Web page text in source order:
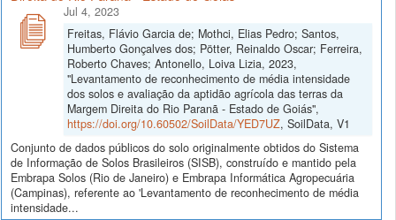
Jul 4, 2023
Freitas, Flávio Garcia de; Mothci, Elias Pedro; Santos,
Humberto Gonçalves dos; Pötter, Reinaldo Oscar; Ferreira,
Roberto Chaves; Antonello, Loiva Lizia, 2023,
"Levantamento de reconhecimento de média intensidade
dos solos e avaliação da aptidão agrícola das terras da
Margem Direita do Rio Paranã - Estado de Goiás",
https://doi.org/10.60502/SoilData/YED7UZ, SoilData, V1
Conjunto de dados públicos do solo originalmente obtidos do Sistema
de Informação de Solos Brasileiros (SISB), construído e mantido pela
Embrapa Solos (Rio de Janeiro) e Embrapa Informática Agropecuária
(Campinas), referente ao 'Levantamento de reconhecimento de média
intensidade...